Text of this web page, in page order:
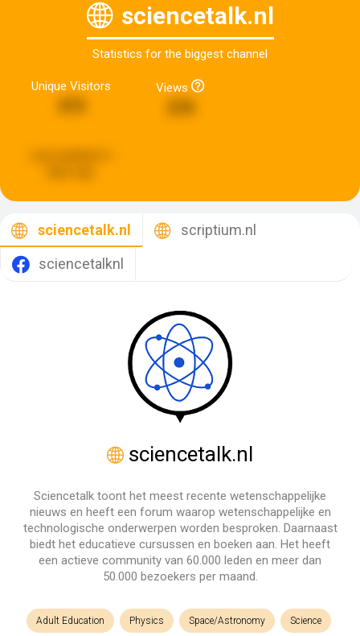
sciencetalk.nl
Statistics for the biggest channel
Unique Visitors Views
sciencetalk.nl
scriptium.nl
sciencetalknl
sciencetalk.nl
Sciencetalk toont het meest recente wetenschappelijke
nieuws en heeft een forum waarop wetenschappelijke en
technologische onderwerpen worden besproken. Daarnaast
biedt het educatieve cursussen en boeken aan. Het heeft
een actieve community van 60.000 leden en meer dan
50.000 bezoekers per maand.
Adult Education Physics Space/Astronomy Science